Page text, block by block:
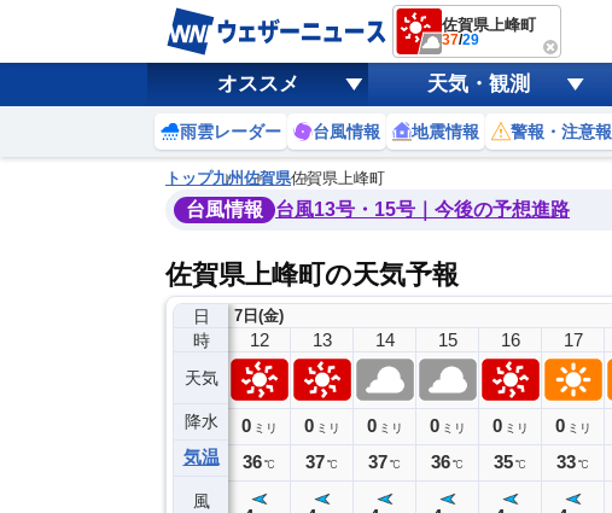
佐賀県上峰町
37/29
オススメ 天気・観測
雨雲レーダー 台風情報 地震情報 警報・注意報
トップ九州佐賀県佐賀県上峰町
台風情報 台風13号・15号｜今後の予想進路
佐賀県上峰町の天気予報
日
時
天気
降水
気温
風
7日(金)
11
0ミリ
35℃
12
0 ミリ
36℃
13
0 ミリ
37℃
14
0 ミリ
37℃
15
0 ミリ
36℃
16
0 ミリ
35℃
17
0 ミリ
33℃